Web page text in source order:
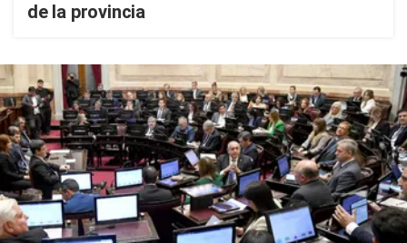
de la provincia